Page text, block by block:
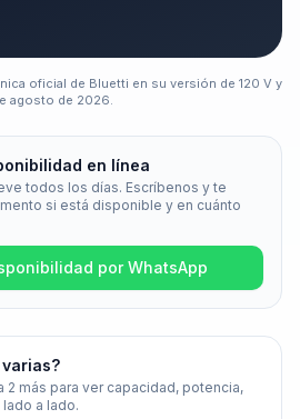
oficial de Bluetti en su versión de 120 V y
agosto de 2026.
en línea
todos los días. Escríbenos y te
si está disponible y en cuánto
por WhatsApp
2 más para ver capacidad, potencia,
a lado.